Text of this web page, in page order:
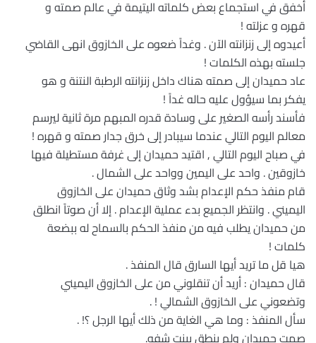
أخفق في استجماع بعض كلماته اليتيمة في عالم صمته و
قهره و عزلته !
أعيدوه إلى زنزانته الآن . وغداً ضعوه على الخازوق انهى القاضي
جلسته بهذه الكلمات !
عاد حميدان إلى صمته هناك داخل زنزانته الرطبة النتنة و هو
يفكر بما سيؤول عليه حاله غداً !
فأسند رأسه الصغير على وسادة قدره المبهم مرة ثانية ليرسم
معالم اليوم التالي عندما سيبادر إلى خرق جدار صمته و قهره !
في صباح اليوم التالي , اقتيد حميدان إلى غرفة مستطيلة فيها
خازوقين . واحد على اليمين وواحد على الشمال .
قام منفذ حكم الإعدام بشد وثاق حميدان على الخازوق
اليميني . وانتظر الجميع بدء عملية الإعدام . إلا أن صوتاً انطلق
من حميدان يطلب فيه من منفذ الحكم بالسماح له ببضعة
كلمات !
هيا قل ما تريد أيها السارق قال المنفذ .
قال حميدان : أريد أن تنقلوني من على الخازوق اليميني
وتضعوني على الخازوق الشمالي ! .
سأل المنفذ : وما هي الغاية من ذلك أيها الرجل ؟! .
صمت حميدان ولم ينطق ببنت شفه.